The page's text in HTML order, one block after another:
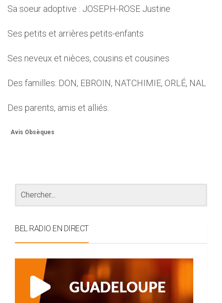
Sa soeur adoptive : JOSEPH-ROSE Justine
Ses petits et arrières petits-enfants
Ses neveux et nièces, cousins et cousines
Des familles: DON, EBROIN, NATCHIMIE, ORLÉ, NAL
Des parents, amis et alliés.
Avis Obsèques
BEL RADIO EN DIRECT